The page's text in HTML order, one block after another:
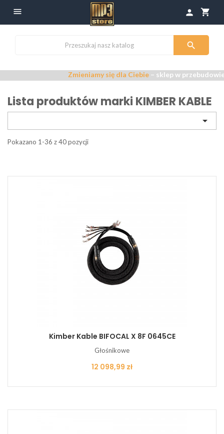
 shopping_cart
person

Zmieniamy się dla Ciebie– sklep w przebudowie –
Lista produktów marki KIMBER KABLE

Pokazano 1-36 z 40 pozycji
Kimber Kable BIFOCAL X 8F 0645CE
Głośnikowe
Cena
12 098,99 zł